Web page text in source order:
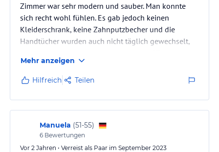
Zimmer war sehr modern und sauber. Man konnte
sich recht wohl fühlen. Es gab jedoch keinen
Kleiderschrank, keine Zahnputzbecher und die
Handtücher wurden auch nicht täglich gewechselt,
Handtuch hatten. Mit dem Toilettenpapier wurde
auch gespart. Keine Ersatzrolle im Zimmer. Trotz der
sehr lebhaften Straße waren wir im Zimmer und auf
dem Balkon, der nach hinten rausging vom Lärm
absolut verschont. Es gab unten dann auch noch
Zimmer, die einen weiteren schönen Pool…
Mehr anzeigen
Hilfreich Teilen
Manuela (51-55)
6 Bewertungen
Vor 2 Jahren • Verreist als Paar im September 2023